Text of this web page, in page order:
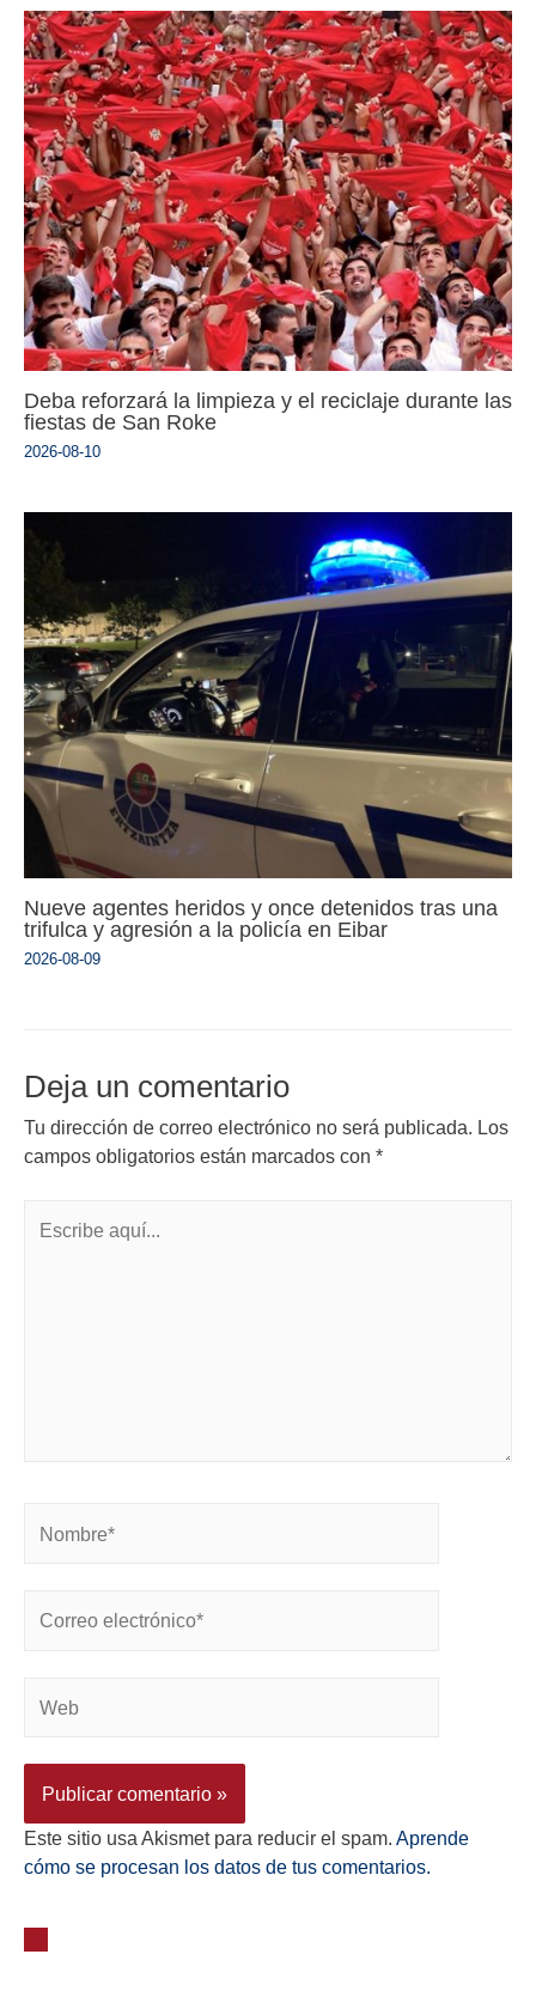
Deba reforzará la limpieza y el reciclaje durante las
fiestas de San Roke
2026-08-10
Nueve agentes heridos y once detenidos tras una
trifulca y agresión a la policía en Eibar
2026-08-09
Deja un comentario
Tu dirección de correo electrónico no será publicada. Los
campos obligatorios están marcados con *
Este sitio usa Akismet para reducir el spam. Aprende
cómo se procesan los datos de tus comentarios.